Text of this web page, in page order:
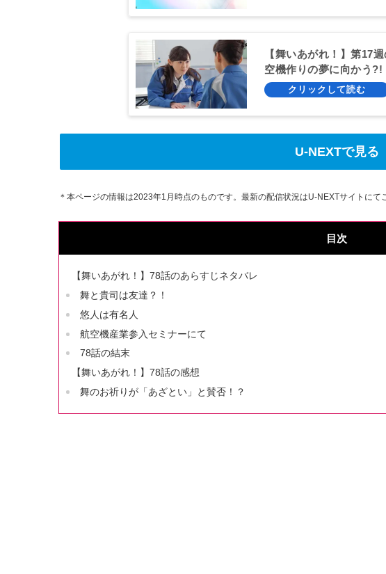
【舞いあがれ！】第17
空機作りの夢に向かう?!
U-NEXTで見る
＊本ページの情報は2023年1月時点のものです。最新の配信状況はU-NEXTサイトにて
目次
【舞いあがれ！】78話のあらすじネタバレ
舞と貴司は友達？！
悠人は有名人
航空機産業参入セミナーにて
78話の結末
【舞いあがれ！】78話の感想
舞のお祈りが「あざとい」と賛否！？